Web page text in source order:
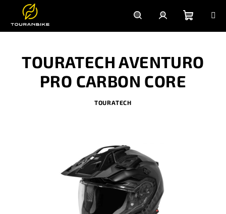
obsah
košík
TOURATECH AVENTURO
PRO CARBON CORE
TOURATECH